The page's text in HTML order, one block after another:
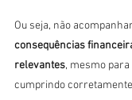
Ou seja, não
consequências
relevantes, mesmo
cumprindo